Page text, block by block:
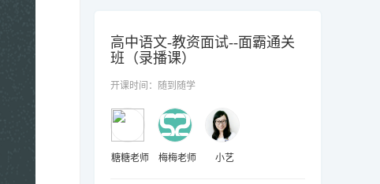
高中语文-教资面试--面霸通关
班（录播课）
开课时间：随到随学
糖糖老师 梅梅老师 小艺